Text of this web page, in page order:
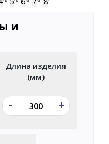
и
Длина изделия
(мм)
- +